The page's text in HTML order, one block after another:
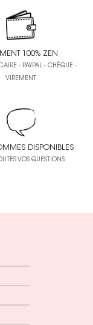
100% ZEN
- PAYPAL - CHÈQUE -
VIREMENT
DISPONIBLES
VOS QUESTIONS